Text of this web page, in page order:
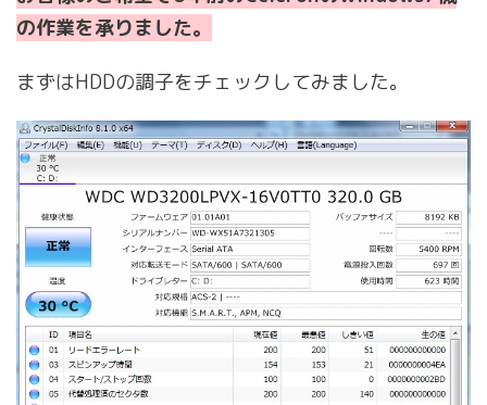
の作業を承りました。
まずはHDDの調子をチェックしてみました。